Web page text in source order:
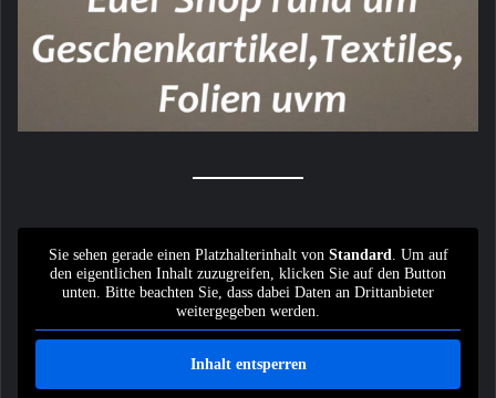
Sie sehen gerade einen Platzhalterinhalt von Standard. Um auf
den eigentlichen Inhalt zuzugreifen, klicken Sie auf den Button
unten. Bitte beachten Sie, dass dabei Daten an Drittanbieter
weitergegeben werden.
Inhalt entsperren